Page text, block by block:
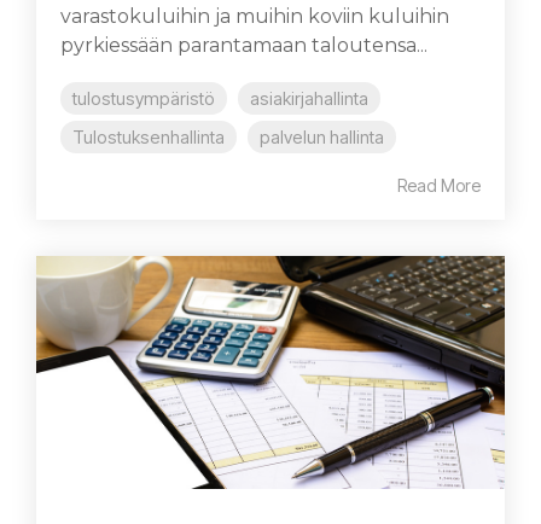
varastokuluihin ja muihin koviin kuluihin
pyrkiessään parantamaan taloutensa...
tulostusympäristö
asiakirjahallinta
Tulostuksenhallinta
palvelun hallinta
Read More